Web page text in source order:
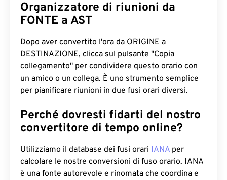
Organizzatore di riunioni da
FONTE a AST
Dopo aver convertito l'ora da ORIGINE a
DESTINAZIONE, clicca sul pulsante "Copia
collegamento" per condividere questo orario con
un amico o un collega. È uno strumento semplice
per pianificare riunioni in due fusi orari diversi.
Perché dovresti fidarti del nostro
convertitore di tempo online?
Utilizziamo il database dei fusi orari IANA per
calcolare le nostre conversioni di fuso orario. IANA
è una fonte autorevole e rinomata che coordina e